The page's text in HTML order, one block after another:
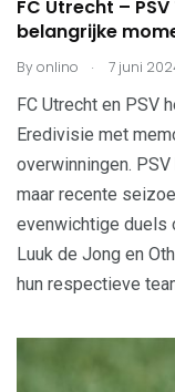
FC Utrecht –
belangrijke
Byonlino . 7 juni
FC Utrecht en PSV
Eredivisie met
overwinningen.
maar recente
evenwichtige duels
Luuk de Jong en
hun respectieve